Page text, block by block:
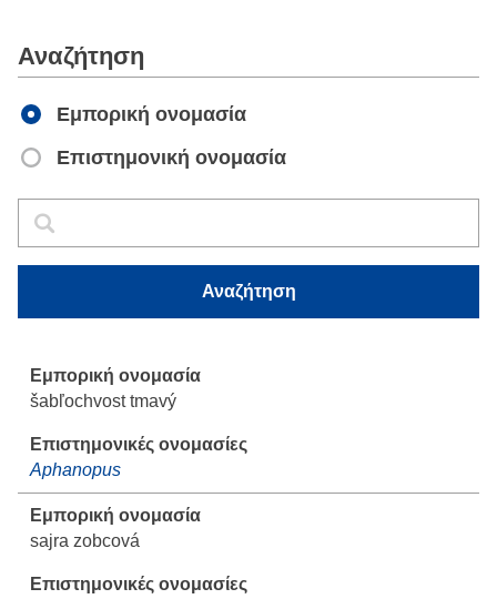
Αναζήτηση
Εμπορική ονομασία
Επιστημονική ονομασία
Αναζήτηση
šabľochvost tmavý
Aphanopus
sajra zobcová